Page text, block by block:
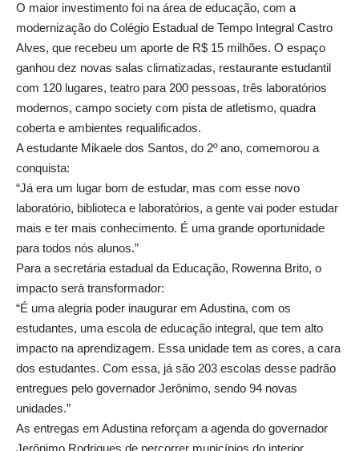
O maior investimento foi na área de educação, com a
modernização do Colégio Estadual de Tempo Integral Castro
Alves, que recebeu um aporte de R$ 15 milhões. O espaço
ganhou dez novas salas climatizadas, restaurante estudantil
com 120 lugares, teatro para 200 pessoas, três laboratórios
modernos, campo society com pista de atletismo, quadra
coberta e ambientes requalificados.
A estudante Mikaele dos Santos, do 2º ano, comemorou a
conquista:
“Já era um lugar bom de estudar, mas com esse novo
laboratório, biblioteca e laboratórios, a gente vai poder estudar
mais e ter mais conhecimento. É uma grande oportunidade
para todos nós alunos.”
Para a secretária estadual da Educação, Rowenna Brito, o
impacto será transformador:
“É uma alegria poder inaugurar em Adustina, com os
estudantes, uma escola de educação integral, que tem alto
impacto na aprendizagem. Essa unidade tem as cores, a cara
dos estudantes. Com essa, já são 203 escolas desse padrão
entregues pelo governador Jerônimo, sendo 94 novas
unidades.”
As entregas em Adustina reforçam a agenda do governador